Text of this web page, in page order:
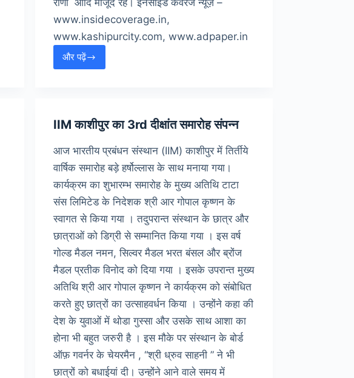
राणा आदि मौजूद रहे। इनसाइड कवरेज न्यूज़ –
www.insidecoverage.in,
www.kashipurcity.com, www.adpaper.in
और पढ़ें
चैती
IIM काशीपुर का 3rd दीक्षांत समारोह संपन्न
आज भारतीय प्रबंधन संस्थान (IIM) काशीपुर में तिर्तीये
वार्षिक समारोह बड़े हर्षोल्लास के साथ मनाया गया।
कार्यक्रम का शुभारम्भ समारोह के मुख्य अतिथि टाटा
संस लिमिटेड के निदेशक श्री आर गोपाल कृष्णन के
स्वागत से किया गया । तदुपरान्त संस्थान के छात्र और
छात्राओं को डिग्री से सम्मानित किया गया । इस वर्ष
गोल्ड मैडल नमन, सिल्वर मैडल भरत बंसल और ब्रोंज
मैडल प्रतीक विनोद को दिया गया । इसके उपरान्त मुख्य
अतिथि श्री आर गोपाल कृष्णन ने कार्यक्रम को संबोधित
करते हुए छात्रों का उत्साहवर्धन किया । उन्होंने कहा की
देश के युवाओं में थोडा गुस्सा और उसके साथ आशा का
होना भी बहुत जरुरी है । इस मौके पर संस्थान के बोर्ड
ऑफ़ गवर्नर के चेयरमैन , “श्री ध्रुव साहनी ” ने भी
छात्रों को बधाईयां दी। उन्होंने आने वाले समय में